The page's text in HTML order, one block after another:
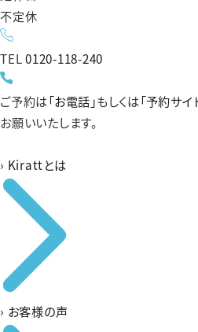
不定休
TEL0120-118-240
ご予約は「お電話」もしくは「予約サイ
お願いいたします。
› Kirattとは
› お客様の声